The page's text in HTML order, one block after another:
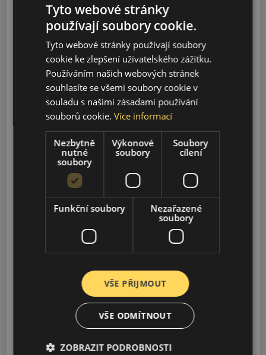
2007-2026
1996-2003, 2006-2017, 2019-2026
2019-2026
2012-2026
2021-2026
2016-2026
2009-2025
Tyto webové stránky
používají soubory cookie.
Tyto webové stránky používají soubory
cookie ke zlepšení uživatelského zážitku.
Používáním našich webových stránek
souhlasíte se všemi soubory cookie v
souladu s našimi zásadami používání
souborů cookie.Více informací
Nezbytně
nutné
soubory
Výkonové
soubory
Soubory
cílení
Funkční soubory
Nezařazené
soubory
VŠE PŘIJMOUT
VŠE ODMÍTNOUT
ZOBRAZIT PODROBNOSTI